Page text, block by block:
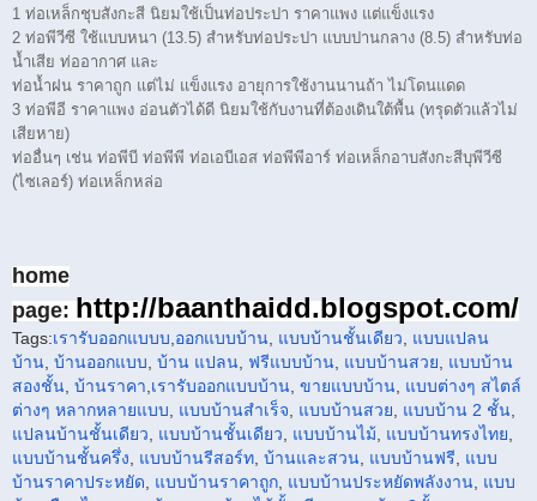
1 ท่อเหล็กชุบสังกะสี นิยมใช้เป็นท่อประปา ราคาแพง แต่แข็งแรง
2 ท่อพีวีซี ใช้แบบหนา (13.5) สําหรับท่อประปา แบบปานกลาง (8.5) สําหรับท่อ
นํ้าเสีย ท่ออากาศ และ
ท่อนํ้าฝน ราคาถูก แต่ไม่ แข็งแรง อายุการใช้งานนานถ้า ไม่โดนแดด
3 ท่อพีอี ราคาแพง อ่อนตัวได้ดี นิยมใช้กับงานที่ต้องเดินใต้พื้น (ทรุดตัวแล้วไม่
เสียหาย)
ท่ออื่นๆ เช่น ท่อพีบี ท่อพีพี ท่อเอบีเอส ท่อพีพีอาร์ ท่อเหล็กอาบสังกะสีบุพีวีซี
(ไซเลอร์) ท่อเหล็กหล่อ
home
page: http://baanthaidd.blogspot.com/
Tags:เรารับออกแบบบ ออกแบบบ้าน แบบบ้านชั้นเดียว
แบบแปลน
บ้าน บ้านออกแบบ บ้าน แปลน ฟรีแบบบ้าน แบบบ้านสวย
แบบบ้าน
สองชั้น บ้านราคา เรารับออกแบบบ้าน ขายแบบบ้าน แบบต่างๆ สไตล์
ต่างๆ หลากหลายแบบ แบบบ้านสำเร็จ แบบบ้านสวย แบบบ้าน 2 ชั้น
แปลนบ้านชั้นเดียว
แบบบ้านชั้นเดียว แบบบ้านไม้ แบบบ้านทรงไทย
แบบบ้านชั้นครึ่ง
แบบบ้านรีสอร์ท บ้านและสวน แบบบ้านฟรี
แบบ
บ้านราคาประหยัด
แบบบ้านราคาถูก แบบบ้านประหยัดพลังงาน แบบ